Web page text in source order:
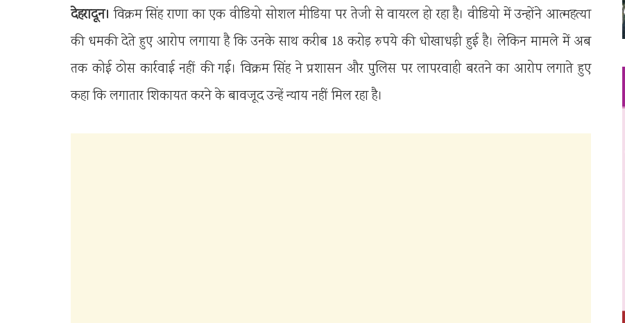
देहरादून। विक्रम सिंह राणा का एक वीडियो सोशल मीडिया पर तेजी से वायरल हो रहा है। वीडियो में उन्होंने आत्महत्या
की धमकी देते हुए आरोप लगाया है कि उनके साथ करीब 18 करोड़ रुपये की धोखाधड़ी हुई है। लेकिन मामले में अब
तक कोई ठोस कार्रवाई नहीं की गई। विक्रम सिंह ने प्रशासन और पुलिस पर लापरवाही बरतने का आरोप लगाते हुए
कहा कि लगातार शिकायत करने के बावजूद उन्हें न्याय नहीं मिल रहा है।